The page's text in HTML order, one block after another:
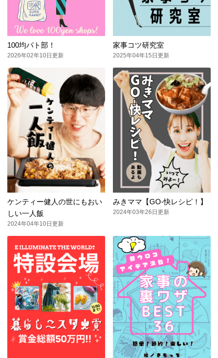
100均パト部！
2026年02年10日更新
家事コツ研究室
2025年04年15日更新
ケンティー健人の世にもおい
しい一人飯
2024年04年10日更新
みきママ【GO-快レシピ！】
2024年03年26日更新